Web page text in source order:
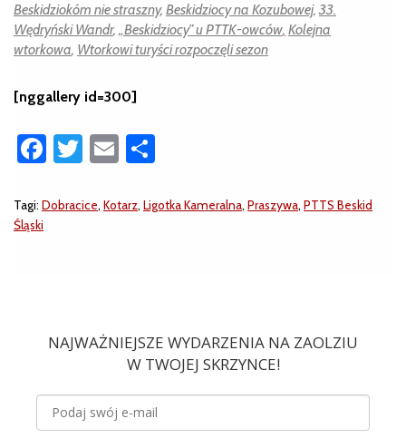
Beskidziokóm nie straszny, Beskidziocy na Kozubowej,33.
Wędryński Wandr, „Beskidziocy” u PTTK-owców, Kolejna
wtorkowa, Wtorkowi turyści rozpoczęli sezon
[nggallery id=300]
Facebook
Twitter
Email
Tagi: Dobracice, Kotarz, Ligotka Kameralna, Praszywa, PTTS Beskid
Śląski
NAJWAŻNIEJSZE WYDARZENIA NA ZAOLZIU
W TWOJEJ SKRZYNCE!